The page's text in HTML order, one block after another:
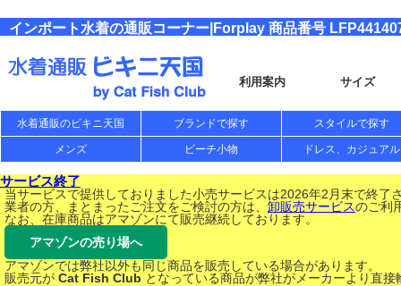
インポート水着の通販コーナー|Forplay 商品番号
利用案内 サイズ
水着通販のビキニ天国 ブランドで探す スタイルで探す
メンズ ビーチ小物 ドレス、カジュアル
サービス終了
当サービスで提供しておりました小売サービスは2026年2月末で終了
業者の方、まとまったご注文をご検討の方は、 卸販売サービスのご利
なお、在庫商品はアマゾンにて販売継続しております。
アマゾンの売り場へ
アマゾンでは弊社以外も同じ商品を販売している場合があります。
販売元が Cat Fish Club となっている商品が弊社がメーカーより直